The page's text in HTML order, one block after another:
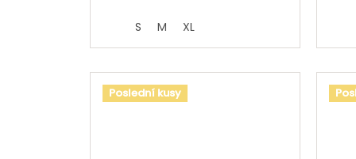
S M XL
Poslední kusy